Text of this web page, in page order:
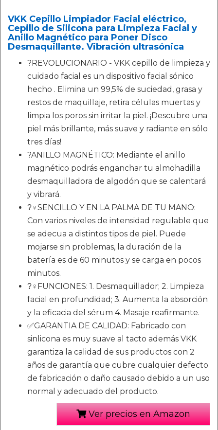
VKK Cepillo Limpiador Facial eléctrico,
Cepillo de Silicona para Limpieza Facial y
Anillo Magnético para Poner Disco
Desmaquillante. Vibración ultrasónica
?REVOLUCIONARIO - VKK cepillo de limpieza y
cuidado facial es un dispositivo facial sónico
hecho . Elimina un 99,5% de suciedad, grasa y
restos de maquillaje, retira células muertas y
limpia los poros sin irritar la piel. ¡Descubre una
piel más brillante, más suave y radiante en sólo
tres días!
?ANILLO MAGNÉTICO: Mediante el anillo
magnético podrás enganchar tu almohadilla
desmaquilladora de algodón que se calentará
y vibrará.
?‍♀SENCILLO Y EN LA PALMA DE TU MANO:
Con varios niveles de intensidad regulable que
se adecua a distintos tipos de piel. Puede
mojarse sin problemas, la duración de la
batería es de 60 minutos y se carga en pocos
minutos.
?‍♀FUNCIONES: 1. Desmaquillador; 2. Limpieza
facial en profundidad; 3. Aumenta la absorción
y la eficacia del sérum 4. Masaje reafirmante.
✅GARANTIA DE CALIDAD: Fabricado con
sinlicona es muy suave al tacto además VKK
garantiza la calidad de sus productos con 2
años de garantía que cubre cualquier defecto
de fabricación o daño causado debido a un uso
normal y adecuado del producto.
Ver precios en Amazon